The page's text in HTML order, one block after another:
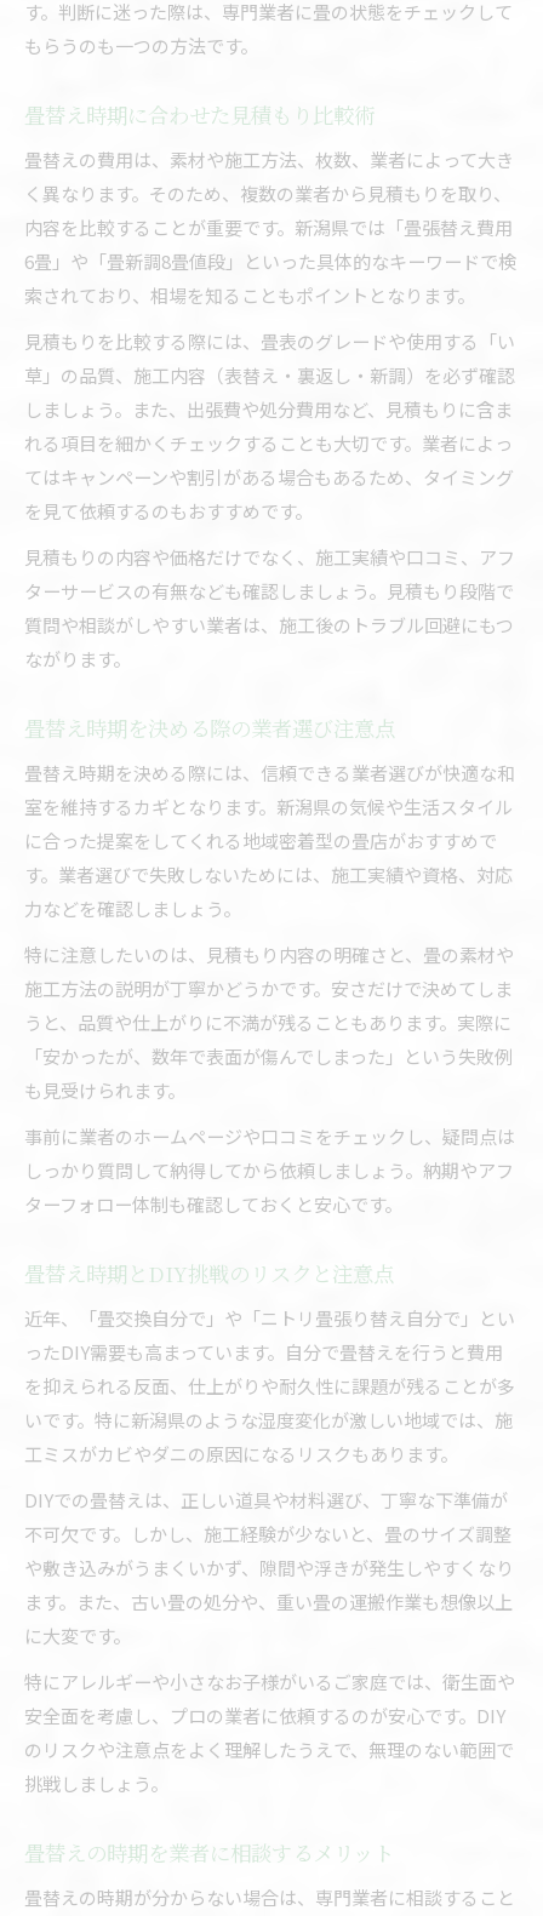
す。判断に迷った際は、専門業者に畳の状態をチェックして
もらうのも一つの方法です。
畳替え時期に合わせた見積もり比較術
畳替えの費用は、素材や施工方法、枚数、業者によって大き
く異なります。そのため、複数の業者から見積もりを取り、
内容を比較することが重要です。新潟県では「畳張替え費用
6畳」や「畳新調8畳値段」といった具体的なキーワードで検
索されており、相場を知ることもポイントとなります。
見積もりを比較する際には、畳表のグレードや使用する「い
草」の品質、施工内容（表替え・裏返し・新調）を必ず確認
しましょう。また、出張費や処分費用など、見積もりに含ま
れる項目を細かくチェックすることも大切です。業者によっ
てはキャンペーンや割引がある場合もあるため、タイミング
を見て依頼するのもおすすめです。
見積もりの内容や価格だけでなく、施工実績や口コミ、アフ
ターサービスの有無なども確認しましょう。見積もり段階で
質問や相談がしやすい業者は、施工後のトラブル回避にもつ
ながります。
畳替え時期を決める際の業者選び注意点
畳替え時期を決める際には、信頼できる業者選びが快適な和
室を維持するカギとなります。新潟県の気候や生活スタイル
に合った提案をしてくれる地域密着型の畳店がおすすめで
す。業者選びで失敗しないためには、施工実績や資格、対応
力などを確認しましょう。
特に注意したいのは、見積もり内容の明確さと、畳の素材や
施工方法の説明が丁寧かどうかです。安さだけで決めてしま
うと、品質や仕上がりに不満が残ることもあります。実際に
「安かったが、数年で表面が傷んでしまった」という失敗例
も見受けられます。
事前に業者のホームページや口コミをチェックし、疑問点は
しっかり質問して納得してから依頼しましょう。納期やアフ
ターフォロー体制も確認しておくと安心です。
畳替え時期とDIY挑戦のリスクと注意点
近年、「畳交換自分で」や「ニトリ畳張り替え自分で」とい
ったDIY需要も高まっています。自分で畳替えを行うと費用
を抑えられる反面、仕上がりや耐久性に課題が残ることが多
いです。特に新潟県のような湿度変化が激しい地域では、施
工ミスがカビやダニの原因になるリスクもあります。
DIYでの畳替えは、正しい道具や材料選び、丁寧な下準備が
不可欠です。しかし、施工経験が少ないと、畳のサイズ調整
や敷き込みがうまくいかず、隙間や浮きが発生しやすくなり
ます。また、古い畳の処分や、重い畳の運搬作業も想像以上
に大変です。
特にアレルギーや小さなお子様がいるご家庭では、衛生面や
安全面を考慮し、プロの業者に依頼するのが安心です。DIY
のリスクや注意点をよく理解したうえで、無理のない範囲で
挑戦しましょう。
畳替えの時期を業者に相談するメリット
畳替えの時期が分からない場合は、専門業者に相談すること